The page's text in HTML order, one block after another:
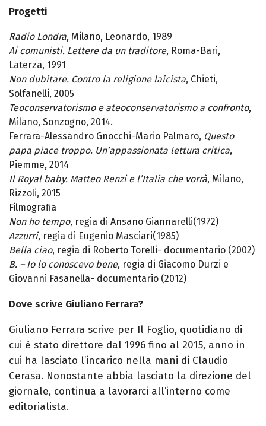
Progetti
Radio Londra, Milano, Leonardo, 1989
Ai comunisti. Lettere da un traditore, Roma-Bari,
Laterza, 1991
Non dubitare. Contro la religione laicista, Chieti,
Solfanelli, 2005
Teoconservatorismo e ateoconservatorismo a confronto,
Milano, Sonzogno, 2014.
Ferrara-Alessandro Gnocchi-Mario Palmaro, Questo
papa piace troppo. Un’appassionata lettura critica,
Piemme, 2014
Il Royal baby. Matteo Renzi e l’Italia che vorrà, Milano,
Rizzoli, 2015
Filmografia
Non ho tempo, regia di Ansano Giannarelli(1972)
Azzurri, regia di Eugenio Masciari(1985)
Bella ciao, regia di Roberto Torelli- documentario (2002)
B. – Io lo conoscevo bene, regia di Giacomo Durzi e
Giovanni Fasanella- documentario (2012)
Dove scrive Giuliano Ferrara?
Giuliano Ferrara scrive per Il Foglio, quotidiano di
cui è stato direttore dal 1996 fino al 2015, anno in
cui ha lasciato l’incarico nella mani di Claudio
Cerasa. Nonostante abbia lasciato la direzione del
giornale, continua a lavorarci all’interno come
editorialista.